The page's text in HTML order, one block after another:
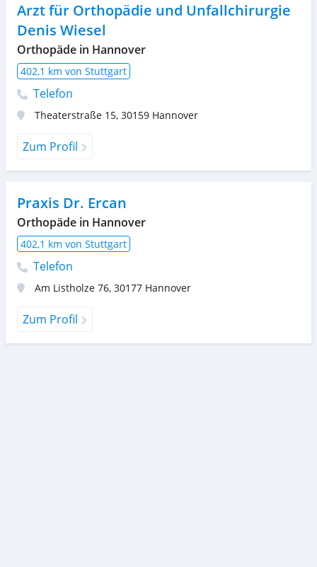
Arzt für Orthopädie und Unfallchirurgie
Denis Wiesel
Orthopäde in Hannover
402,1 km von Stuttgart
Telefon
Theaterstraße 15, 30159 Hannover
Zum Profil
Praxis Dr. Ercan
Orthopäde in Hannover
402,1 km von Stuttgart
Telefon
Am Listholze 76, 30177 Hannover
Zum Profil